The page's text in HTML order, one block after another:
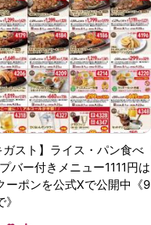
ガスト】ライス・パン食べ
バー付きメニュー1111円は
ーポンを公式Xで公開中《9